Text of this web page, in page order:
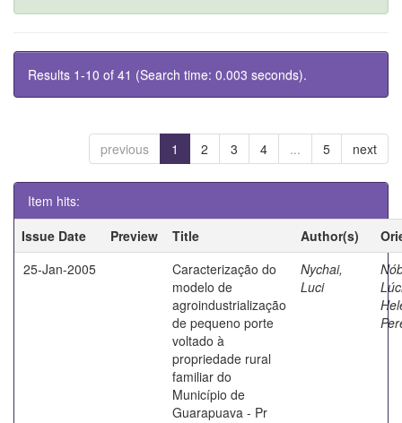
Results 1-10 of 41 (Search time: 0.003 seconds).
previous 1 2 3 4 ... 5 next
Item hits:
Issue Date
Preview Title Author(s)
25-Jan-2005
Caracterização do
modelo de
agroindustrialização
de pequeno porte
voltado à
propriedade rural
familiar do
Município de
Guarapuava - Pr
Nychai,
Luci